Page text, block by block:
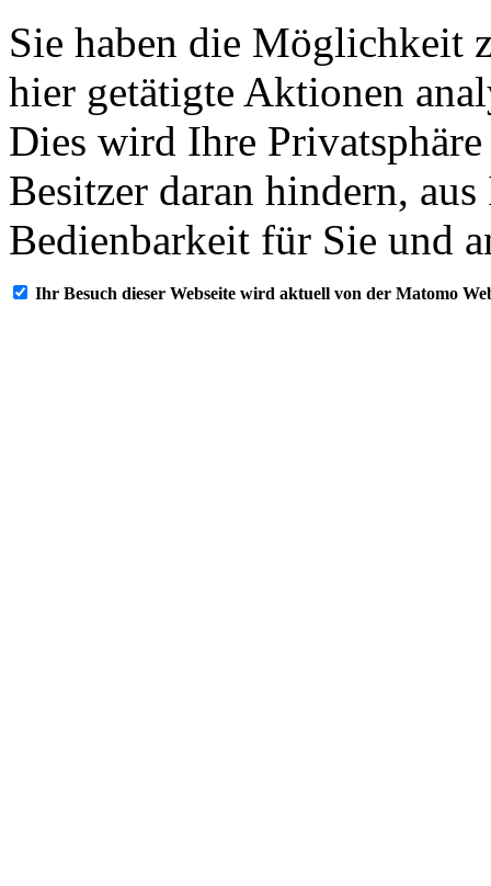
Sie haben die Möglichkeit
hier getätigte Aktionen
Dies wird Ihre
Besitzer daran hindern,
Bedienbarkeit für Sie und
Ihr Besuch dieser Webseite wird aktuell von der Matomo